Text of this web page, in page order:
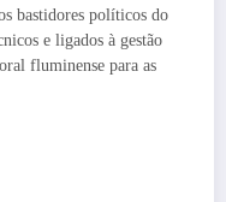
bastidores políticos do
e ligados à gestão
fluminense para as